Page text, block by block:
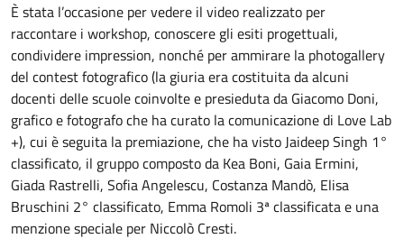
È stata l’occasione per vedere il video realizzato per
raccontare i workshop, conoscere gli esiti progettuali,
condividere impression, nonché per ammirare la photogallery
del contest fotografico (la giuria era costituita da alcuni
docenti delle scuole coinvolte e presieduta da Giacomo Doni,
grafico e fotografo che ha curato la comunicazione di Love Lab
+), cui è seguita la premiazione, che ha visto Jaideep Singh 1°
classificato, il gruppo composto da Kea Boni, Gaia Ermini,
Giada Rastrelli, Sofia Angelescu, Costanza Mandò, Elisa
Bruschini 2° classificato, Emma Romoli 3ª classificata e una
menzione speciale per Niccolò Cresti.